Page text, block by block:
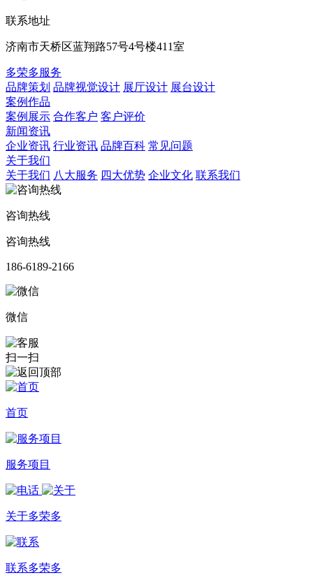
联系地址
济南市天桥区蓝翔路57号4号楼411室
多荣多服务
品牌策划 品牌视觉设计 展厅设计 展台设计
案例作品
案例展示 合作客户 客户评价
新闻资讯
企业资讯 行业资讯 品牌百科 常见问题
关于我们
关于我们 八大服务 四大优势 企业文化 联系我们
咨询热线
咨询热线
186-6189-2166
微信
扫一扫
首页
服务项目
关于多荣多
联系多荣多